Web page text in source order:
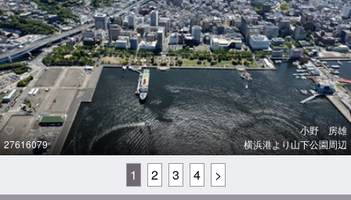
27616079
小野 房雄
横浜港より山下公園周辺
1 2 3 4 >